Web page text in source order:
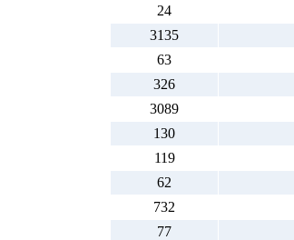
24
3135
63
326
3089
130
119
62
732
77